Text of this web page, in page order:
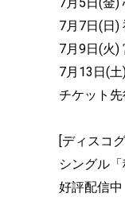
7月7日(日)
7月9日(火)
7月13日(
チケット先
[ディスコ
シングル「
好評配信中